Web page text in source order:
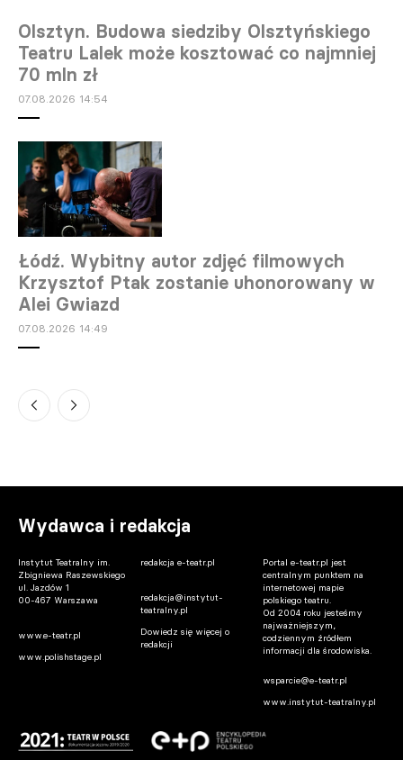
Olsztyn. Budowa siedziby Olsztyńskiego
Teatru Lalek może kosztować co najmniej
70 mln zł
07.08.2026 14:54
Łódź. Wybitny autor zdjęć filmowych
Krzysztof Ptak zostanie uhonorowany w
Alei Gwiazd
07.08.2026 14:49
piętrze Pałacu Kultury trwa
Gdańsk. Donald Tusk spotkał się z Jesse
prezent
Warszawa. Iga Cembrzyńska spocznie na
Powązkach Wojskowych
Wydawca i redakcja
Instytut Teatralny im.
Zbigniewa Raszewskiego
ul. Jazdów 1
00-467 Warszawa
www.e-teatr.pl
www.polishstage.pl
redakcja e-teatr.pl
redakcja@instytut-
teatralny.pl
Dowiedz się więcej o
redakcji
Portal e-teatr.pl jest
centralnym punktem na
internetowej mapie
polskiego teatru.
Od 2004 roku jesteśmy
najważniejszym,
codziennym źródłem
informacji dla środowiska.
wsparcie@e-teatr.pl
www.instytut-teatralny.pl